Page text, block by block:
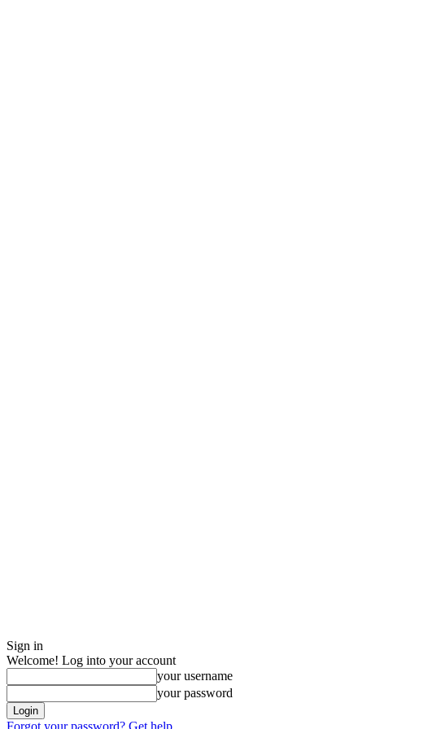
Sign in
Welcome! Log into your account
your username
your password
Forgot your password? Get help